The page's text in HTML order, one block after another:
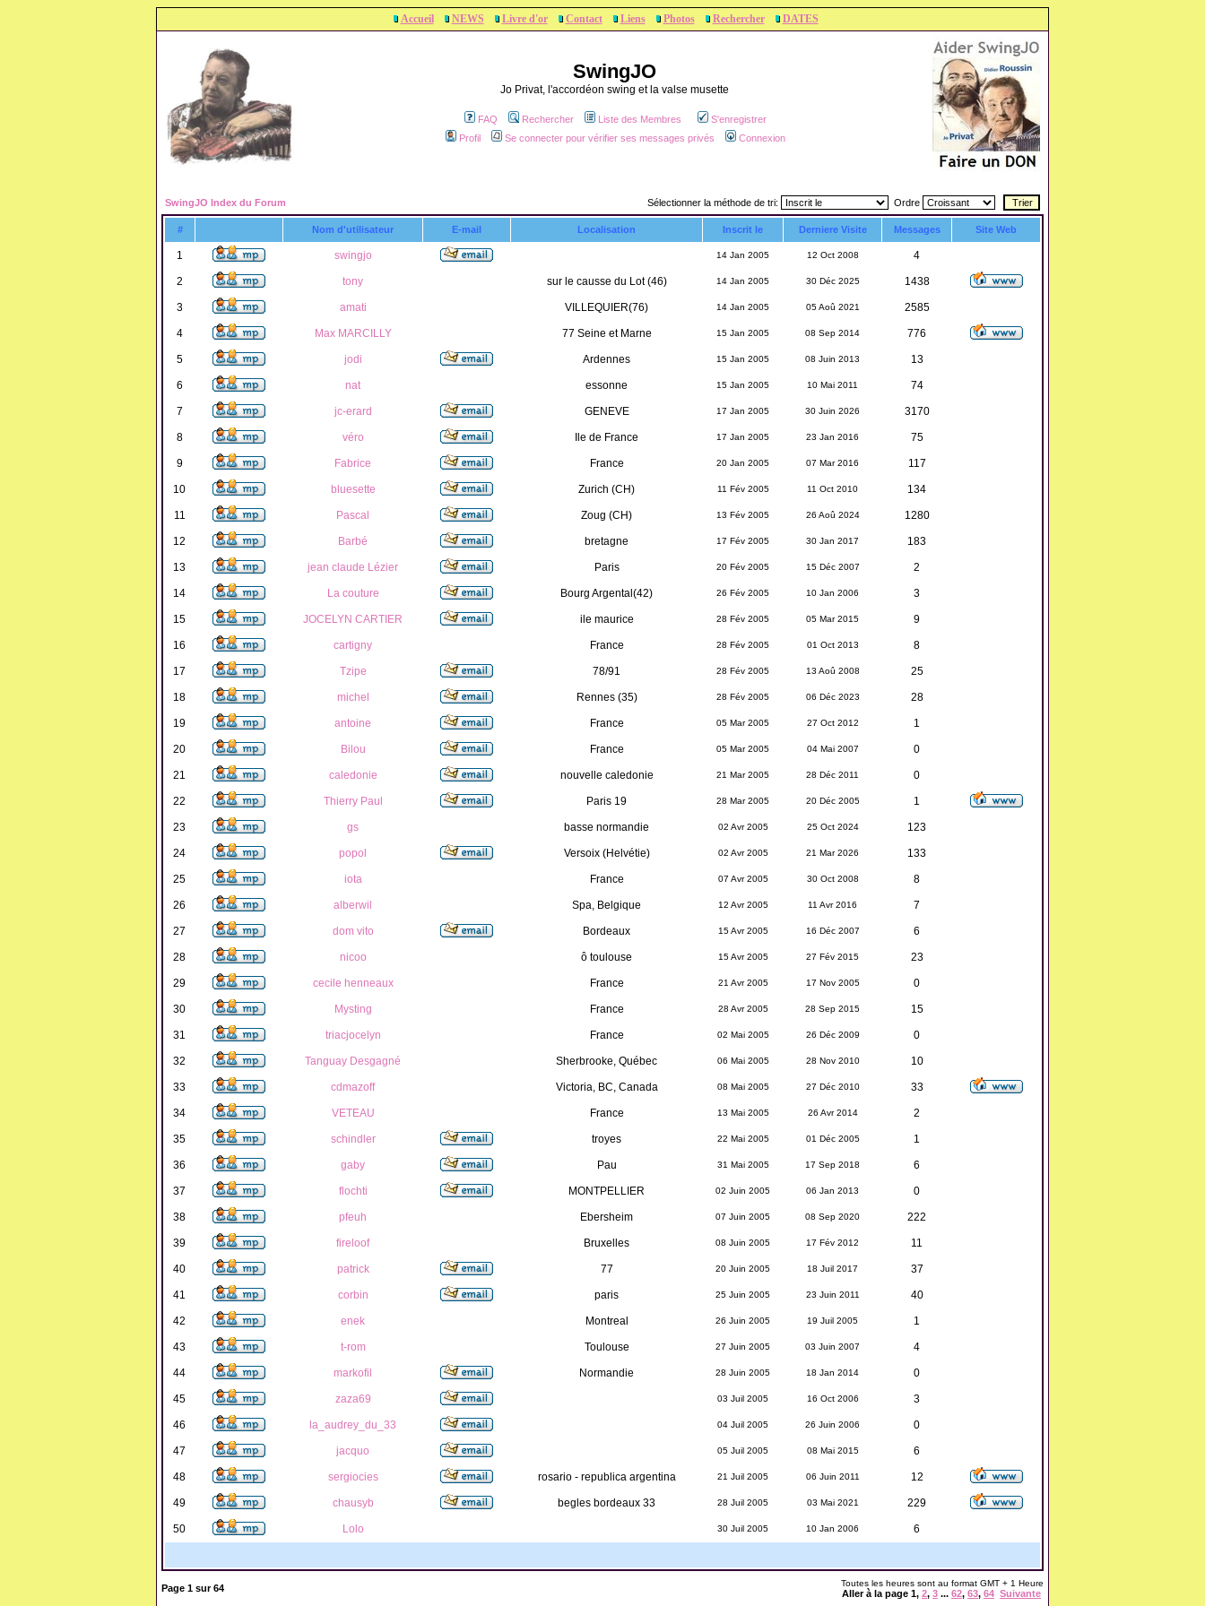
Accueil NEWS Livre d'or Contact Liens Photos Rechercher DATES
SwingJO
Jo Privat, l'accordéon swing et la valse musette
FAQ Rechercher Liste des Membres
S'enregistrer
Profil
Se connecter pour vérifier ses messages privés Connexion
SwingJO Index du Forum Sélectionner la méthode de tri: Ordre
# Nom d'utilisateur E-mail Localisation Inscrit le Derniere Visite Messages Site Web
1 swingjo 14 Jan 2005 12 Oct 2008 4
2 tony sur le causse du Lot (46) 14 Jan 2005 30 Déc 2025 1438
3 amati VILLEQUIER(76) 14 Jan 2005 05 Aoû 2021 2585
4 Max MARCILLY 77 Seine et Marne 15 Jan 2005 08 Sep 2014 776
5 jodi Ardennes 15 Jan 2005 08 Juin 2013 13
6 nat essonne 15 Jan 2005 10 Mai 2011 74
7 jc-erard GENEVE 17 Jan 2005 30 Juin 2026 3170
8 véro Ile de France 17 Jan 2005 23 Jan 2016 75
9 Fabrice France 20 Jan 2005 07 Mar 2016 117
10 bluesette Zurich (CH) 11 Fév 2005 11 Oct 2010 134
11 Pascal Zoug (CH) 13 Fév 2005 26 Aoû 2024 1280
12 Barbé bretagne 17 Fév 2005 30 Jan 2017 183
13 jean claude Lézier Paris 20 Fév 2005 15 Déc 2007 2
14 La couture Bourg Argental(42) 26 Fév 2005 10 Jan 2006 3
15 JOCELYN CARTIER ile maurice 28 Fév 2005 05 Mar 2015 9
16 cartigny France 28 Fév 2005 01 Oct 2013 8
17 Tzipe 78/91 28 Fév 2005 13 Aoû 2008 25
18 michel Rennes (35) 28 Fév 2005 06 Déc 2023 28
19 antoine France 05 Mar 2005 27 Oct 2012 1
20 Bilou France 05 Mar 2005 04 Mai 2007 0
21 caledonie nouvelle caledonie 21 Mar 2005 28 Déc 2011 0
22 Thierry Paul Paris 19 28 Mar 2005 20 Déc 2005 1
23 gs basse normandie 02 Avr 2005 25 Oct 2024 123
24 popol Versoix (Helvétie) 02 Avr 2005 21 Mar 2026 133
25 iota France 07 Avr 2005 30 Oct 2008 8
26 alberwil Spa, Belgique 12 Avr 2005 11 Avr 2016 7
27 dom vito Bordeaux 15 Avr 2005 16 Déc 2007 6
28 nicoo ô toulouse 15 Avr 2005 27 Fév 2015 23
29 cecile henneaux France 21 Avr 2005 17 Nov 2005 0
30 Mysting France 28 Avr 2005 28 Sep 2015 15
31 triacjocelyn France 02 Mai 2005 26 Déc 2009 0
32 Tanguay Desgagné Sherbrooke, Québec 06 Mai 2005 28 Nov 2010 10
33 cdmazoff Victoria, BC, Canada 08 Mai 2005 27 Déc 2010 33
34 VETEAU France 13 Mai 2005 26 Avr 2014 2
35 schindler troyes 22 Mai 2005 01 Déc 2005 1
36 gaby Pau 31 Mai 2005 17 Sep 2018 6
37 flochti MONTPELLIER 02 Juin 2005 06 Jan 2013 0
38 pfeuh Ebersheim 07 Juin 2005 08 Sep 2020 222
39 fireloof Bruxelles 08 Juin 2005 17 Fév 2012 11
40 patrick 77 20 Juin 2005 18 Juil 2017 37
41 corbin paris 25 Juin 2005 23 Juin 2011 40
42 enek Montreal 26 Juin 2005 19 Juil 2005 1
43 t-rom Toulouse 27 Juin 2005 03 Juin 2007 4
44 markofil Normandie 28 Juin 2005 18 Jan 2014 0
45 zaza69 03 Juil 2005 16 Oct 2006 3
46 la_audrey_du_33 04 Juil 2005 26 Juin 2006 0
47 jacquo 05 Juil 2005 08 Mai 2015 6
48 sergiocies rosario - republica argentina 21 Juil 2005 06 Juin 2011 12
49 chausyb begles bordeaux 33 28 Juil 2005 03 Mai 2021 229
50 Lolo 30 Juil 2005 10 Jan 2006 6
Page 1 sur64 Toutes les heures sont au format GMT + 1 Heure
Aller à la page 1, 2, 3 ... 62, 63, 64 Suivante